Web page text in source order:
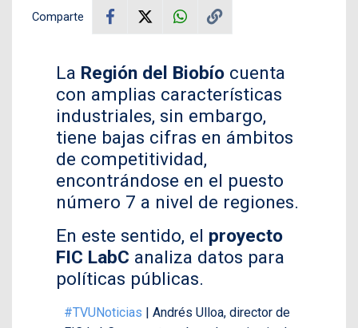
Comparte
La Región del Biobío cuenta
con amplias características
industriales, sin embargo,
tiene bajas cifras en ámbitos
de competitividad,
encontrándose en el puesto
número 7 a nivel de regiones.
En este sentido, el proyecto
FIC LabC analiza datos para
políticas públicas.
#TVUNoticias | Andrés Ulloa, director de